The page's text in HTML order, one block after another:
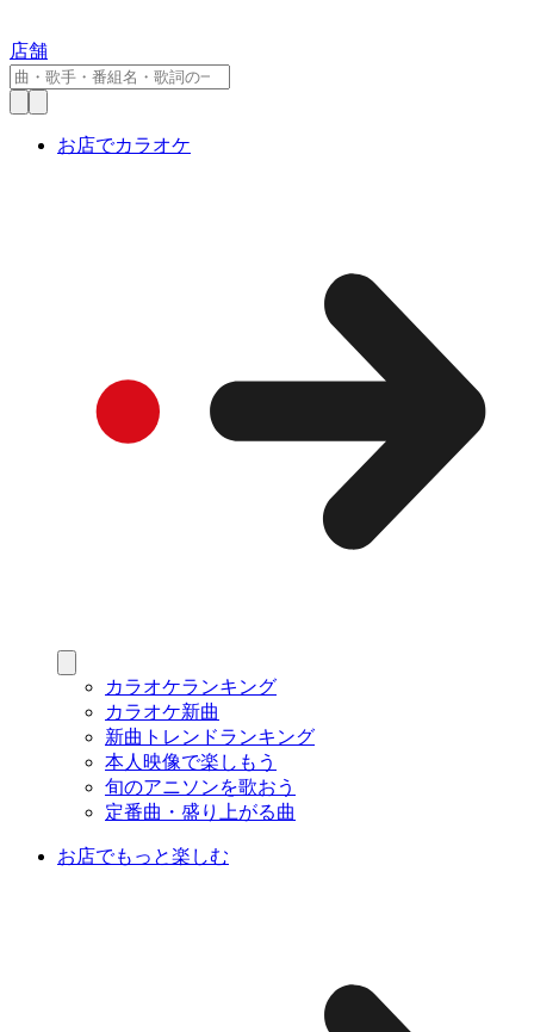
店舗
お店でカラオケ
カラオケランキング
カラオケ新曲
新曲トレンドランキング
本人映像で楽しもう
旬のアニソンを歌おう
定番曲・盛り上がる曲
お店でもっと楽しむ